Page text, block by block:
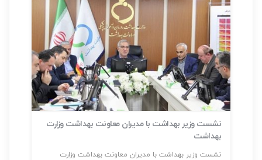
بهداشت وزارت
بهداشت وزارت
شناسایی بیش از ۴۵۷ هزار بیمار دیابتی
شناسایی بیش از ۴۵۷ هزار بیمار دیابتی در «پویش ملی...